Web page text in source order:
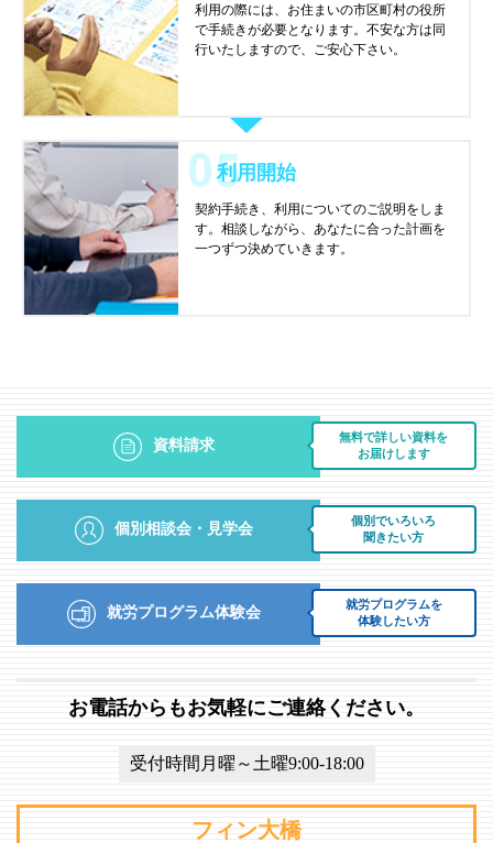
利用の際には、お住まいの市区町村の役所
で手続きが必要となります。不安な方は同
行いたしますので、ご安心下さい。
利用開始
契約手続き、利用についてのご説明をしま
す。相談しながら、あなたに合った計画を
一つずつ決めていきます。
無料で詳しい資料を
お届けします
資料請求
個別でいろいろ
聞きたい方
個別相談会・見学会
就労プログラムを
体験したい方
就労プログラム体験会
お電話からもお気軽にご連絡ください。
受付時間月曜～土曜9:00-18:00
フィン大橋